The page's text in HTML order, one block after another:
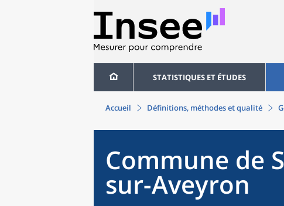
STATISTIQUES ET ÉTUDES
Accueil Définitions, méthodes et qualité
Commune de
sur-Aveyron